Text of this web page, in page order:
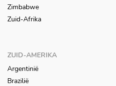
Zimbabwe
Zuid-Afrika
ZUID-AMERIKA
Argentinië
Brazilië